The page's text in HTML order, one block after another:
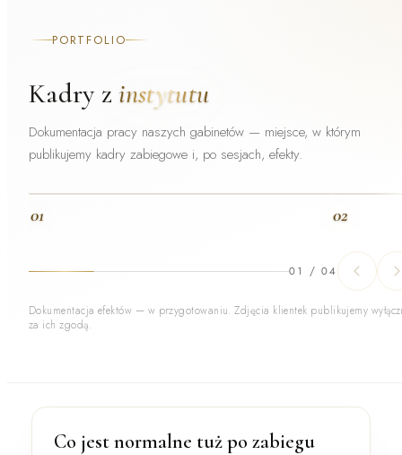
PORTFOLIO
Kadry z instytutu
Dokumentacja pracy naszych gabinetów — miejsce, w którym
publikujemy kadry zabiegowe i, po sesjach, efekty.
01 02
01 / 04
Dokumentacja efektów — w przygotowaniu. Zdjęcia klientek publikujemy
za ich zgodą.
Co jest normalne tuż po zabiegu